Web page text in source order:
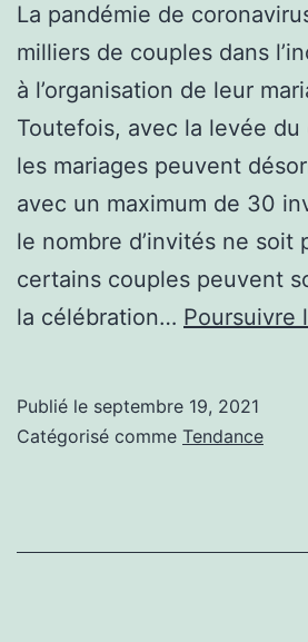
La pandémie de
milliers de couples dans
à l’organisation de leur
Toutefois, avec la levée
les mariages peuvent
avec un maximum de 30
le nombre d’invités ne soit
certains couples peuvent
la célébration… Poursuivre
Publié le septembre 19, 2021
Catégorisé comme Tendance